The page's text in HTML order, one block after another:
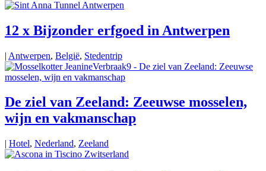
12 x Bijzonder erfgoed in Antwerpen
| Antwerpen, België, Stedentrip
De ziel van Zeeland: Zeeuwse mosselen,
wijn en vakmanschap
| Hotel, Nederland, Zeeland